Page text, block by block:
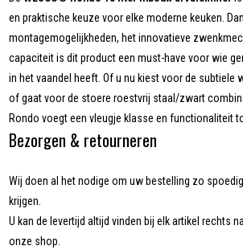
en praktische keuze voor elke moderne keuken.
montagemogelijkheden, het innovatieve
capaciteit is dit product een must-have voor wie
in het vaandel heeft. Of u nu kiest voor de subtiele
of gaat voor de stoere roestvrij staal/zwart
Rondo voegt een vleugje klasse en functionaliteit
Bezorgen & retourneren
Wij doen al het nodige om uw bestelling zo
krijgen.
U kan de levertijd altijd vinden bij elk artikel rechts
onze shop.